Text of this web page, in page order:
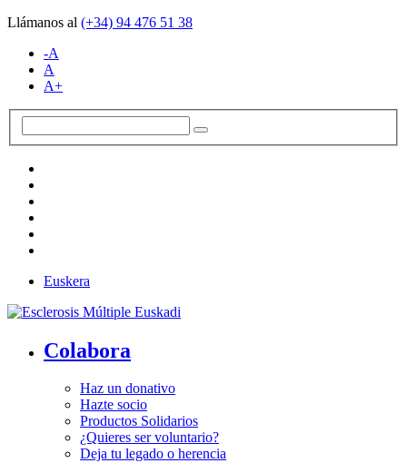
Llámanos al (+34) 94 476 51 38
-A
A
A+
Euskera
Colabora
Haz un donativo
Hazte socio
Productos Solidarios
¿Quieres ser voluntario?
Deja tu legado o herencia